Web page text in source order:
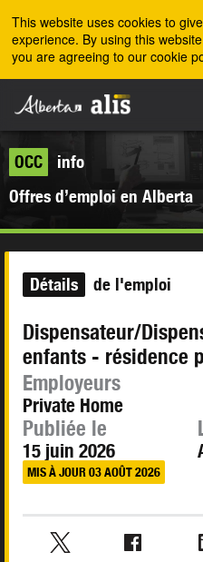
This website uses cookies to
experience. By using this
you are agreeing to our cookie
OCC
info
Offres d’emploi en Alberta
Détails de l'emploi
Dispensateur/
enfants - résidence
Employeurs
Private Home
Publiée le
15 juin 2026
MIS À JOUR 03 AOÛT 2026